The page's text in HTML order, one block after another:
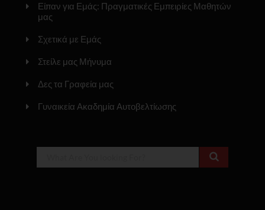
Είπαν για Εμάς: Πραγματικές Εμπειρίες Μαθητών
μας
Σχετικά με Εμάς
Στείλε μας Μήνυμα
Δες τα Γραφεία μας
Γυναικεία Ακαδημία Αυτοβελτίωσης